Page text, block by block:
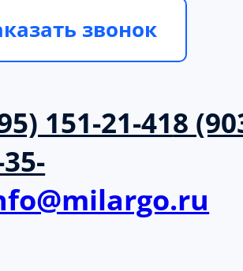
звонок
151-21-418